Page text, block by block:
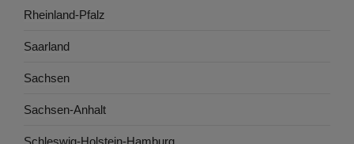
Rheinland-Pfalz
Saarland
Sachsen
Sachsen-Anhalt
Schleswig-Holstein-Hamburg